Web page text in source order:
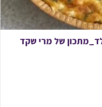
של מרי שקד